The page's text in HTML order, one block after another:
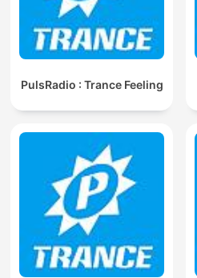
PulsRadio : Trance Feeling